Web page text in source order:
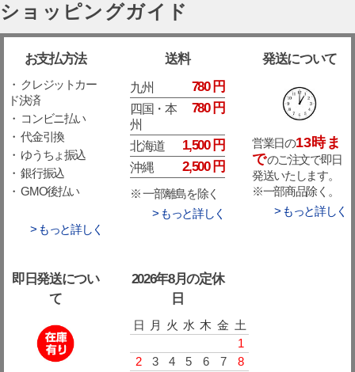
ショッピングガイド
お支払方法
・ クレジットカー
ド決済
・ コンビニ払い
・ 代金引換
・ ゆうちょ振込
・ 銀行振込
・ GMO後払い
> もっと詳しく
送料
九州 780 円
四国・本
州
780 円
北海道 1,500 円
沖縄 2,500 円
※ 一部離島を除く
> もっと詳しく
発送について
営業日の13時ま
でのご注文で即日
発送いたします。
※一部商品除く。
> もっと詳しく
即日発送につい
て
2026年8月の定休
日
日 月 火 水 木 金 土
1
2
3 4 5 6 7
8